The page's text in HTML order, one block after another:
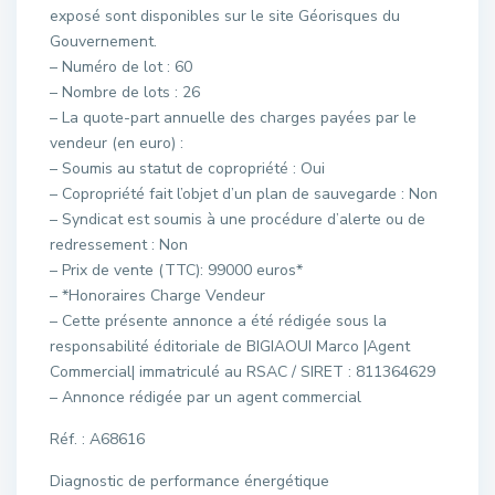
exposé sont disponibles sur le site Géorisques du
Gouvernement.
– Numéro de lot : 60
– Nombre de lots : 26
– La quote-part annuelle des charges payées par le
vendeur (en euro) :
– Soumis au statut de copropriété : Oui
– Copropriété fait l’objet d’un plan de sauvegarde : Non
– Syndicat est soumis à une procédure d’alerte ou de
redressement : Non
– Prix de vente (TTC): 99000 euros*
– *Honoraires Charge Vendeur
– Cette présente annonce a été rédigée sous la
responsabilité éditoriale de BIGIAOUI Marco |Agent
Commercial| immatriculé au RSAC / SIRET : 811364629
– Annonce rédigée par un agent commercial
Réf. : A68616
Diagnostic de performance énergétique